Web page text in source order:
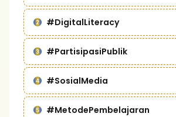
#DigitalLiteracy
#PartisipasiPublik
#SosialMedia
#MetodePembelajaran